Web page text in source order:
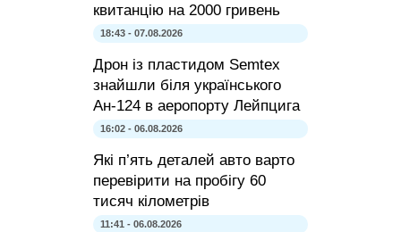
квитанцію на 2000 гривень
18:43 - 07.08.2026
Дрон із пластидом Semtex
знайшли біля українського
Ан-124 в аеропорту Лейпцига
16:02 - 06.08.2026
Які п’ять деталей авто варто
перевірити на пробігу 60
тисяч кілометрів
11:41 - 06.08.2026